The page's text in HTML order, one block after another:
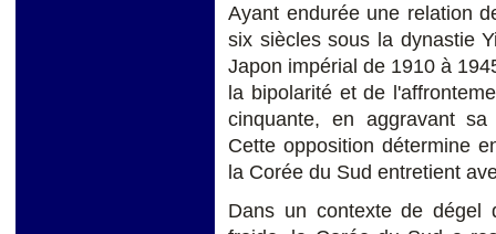
Ayant endurée une relation
six siècles sous la dynastie
Japon impérial de 1910 à
la bipolarité et de
cinquante, en aggravant
Cette opposition détermine
la Corée du Sud entretient
Dans un contexte de dégel